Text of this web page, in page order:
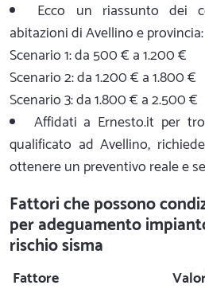
Ecco un riassunto dei
abitazioni di Avellino e provincia:
Scenario 1: da 500 € a 1.200 €
Scenario 2: da 1.200 € a 1.800 €
Scenario 3: da 1.800 € a 2.500 €
Affidati a Ernesto.it per
qualificato ad Avellino,
ottenere un preventivo reale e
Fattori che possono
per adeguamento
rischio sisma
Fattore